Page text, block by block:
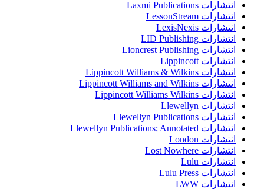
انتشارات Laxmi Publications
انتشارات LessonStream
انتشارات LexisNexis
انتشارات LID Publishing
انتشارات Lioncrest Publishing
انتشارات Lippincott
انتشارات Lippincott Williams & Wilkins
انتشارات Lippincott Williams and Wilkins
انتشارات Lippincott Williams Wilkins
انتشارات Llewellyn
انتشارات Llewellyn Publications
انتشارات Llewellyn Publications; Annotated
انتشارات London
انتشارات Lost Nowhere
انتشارات Lulu
انتشارات Lulu Press
انتشارات LWW